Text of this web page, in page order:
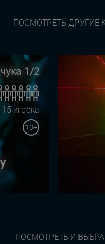
ПОСМОТРЕТЬ ДРУГИЕ
1/2
15 игрока
10+
ПОСМОТРЕТЬ И